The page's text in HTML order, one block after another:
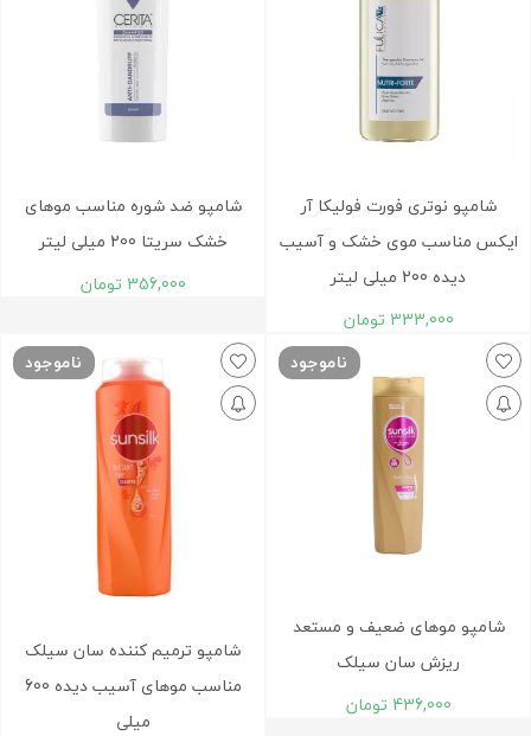
شامپو نوتری فورت فولیکا آر
ایکس مناسب موی خشک و آسیب
دیده 200 میلی لیتر
333,000 تومان
شامپو ضد شوره مناسب موهای
خشک سریتا 200 میلی لیتر
356,000 تومان
ناموجود
شامپو موهای ضعیف و مستعد
ریزش سان سیلک
436,000 تومان
ناموجود
شامپو ترمیم کننده سان سیلک
مناسب موهای آسیب دیده 600
میلی